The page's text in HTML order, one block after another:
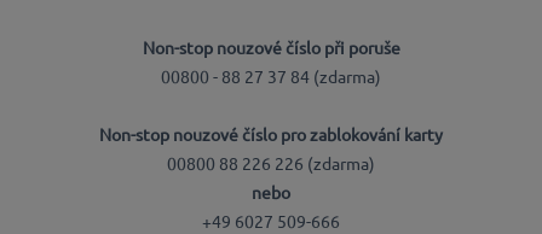
Non-stop nouzové číslo při poruše
00800 - 88 27 37 84 (zdarma)
Non-stop nouzové číslo pro zablokování karty
00800 88 226 226 (zdarma)
nebo
+49 6027 509-666